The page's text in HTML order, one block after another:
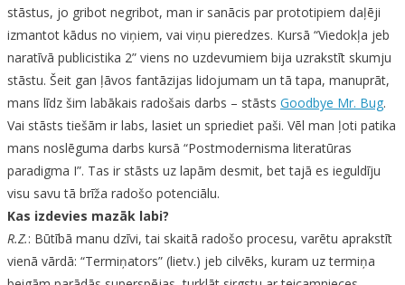
stāstus, jo gribot negribot, man ir sanācis par prototipiem daļēji
izmantot kādus no viņiem, vai viņu pieredzes. Kursā “Viedokļa jeb
naratīvā publicistika 2” viens no uzdevumiem bija uzrakstīt skumju
stāstu. Šeit gan ļāvos fantāzijas lidojumam un tā tapa, manuprāt,
mans līdz šim labākais radošais darbs – stāsts Goodbye Mr. Bug.
Vai stāsts tiešām ir labs, lasiet un spriediet paši. Vēl man ļoti patika
mans noslēguma darbs kursā “Postmodernisma literatūras
paradigma I”. Tas ir stāsts uz lapām desmit, bet tajā es ieguldīju
visu savu tā brīža radošo potenciālu.
Kas izdevies mazāk labi?
R.Z.: Būtībā manu dzīvi, tai skaitā radošo procesu, varētu aprakstīt
vienā vārdā: “Termiņators” (lietv.) jeb cilvēks, kuram uz termiņa